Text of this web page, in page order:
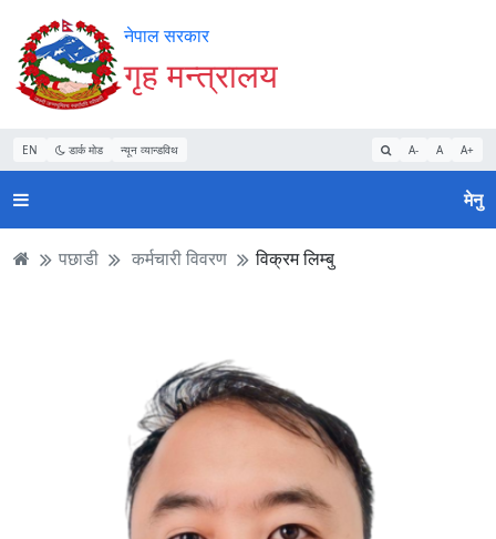
Accessibility
Mode
सुरु
गर्नुहोस्
सामाग्री
पढ्नुहाेस्
नेभिगेसन
पढ्नुहाेस्
वेबसाइट
खोजमा
जानुहोस्
नेपाल सरकार
गृह मन्त्रालय
EN डार्क मोड न्यून व्यान्डविथ A- A A+
मेनु
पछाडी कर्मचारी विवरण विक्रम लिम्बु